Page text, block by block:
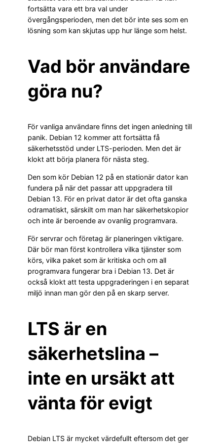
fortsätta vara ett bra val under
övergångsperioden, men det bör inte ses som en
lösning som kan skjutas upp hur länge som helst.
Vad bör användare
göra nu?
För vanliga användare finns det ingen anledning till
panik. Debian 12 kommer att fortsätta få
säkerhetsstöd under LTS-perioden. Men det är
klokt att börja planera för nästa steg.
Den som kör Debian 12 på en stationär dator kan
fundera på när det passar att uppgradera till
Debian 13. För en privat dator är det ofta ganska
odramatiskt, särskilt om man har säkerhetskopior
och inte är beroende av ovanlig programvara.
För servrar och företag är planeringen viktigare.
Där bör man först kontrollera vilka tjänster som
körs, vilka paket som är kritiska och om all
programvara fungerar bra i Debian 13. Det är
också klokt att testa uppgraderingen i en separat
miljö innan man gör den på en skarp server.
LTS är en
säkerhetslina –
inte en ursäkt att
vänta för evigt
Debian LTS är mycket värdefullt eftersom det ger